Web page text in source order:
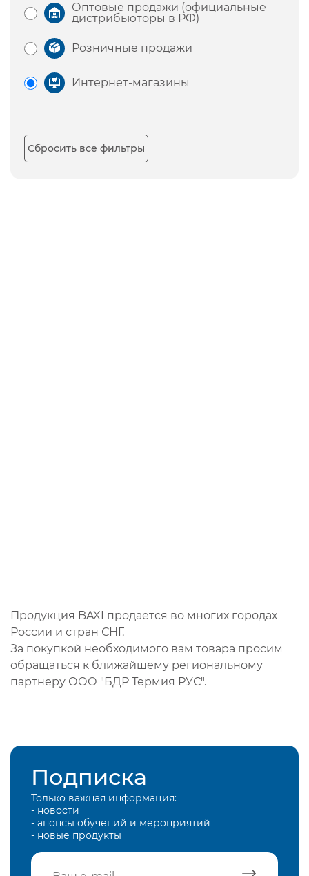
Оптовые продажи (официальные
дистрибьюторы в РФ)
Розничные продажи
Интернет-магазины
Сбросить все фильтры
Продукция BAXI продается во многих городах
России и стран СНГ.
За покупкой необходимого вам товара просим
обращаться к ближайшему региональному
партнеру ООО "БДР Термия РУС".
Подписка
Только важная информация:
- новости
- анонсы обучений и мероприятий
- новые продукты